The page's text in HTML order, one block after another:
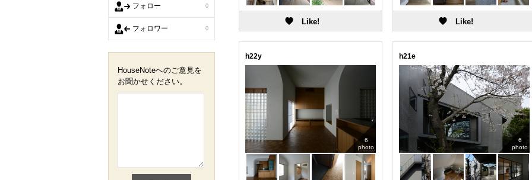
フォロー 0
フォロワー 0
HouseNoteへのご意見を
お聞かせください。
h22y
6
photo
h21e
6
photo